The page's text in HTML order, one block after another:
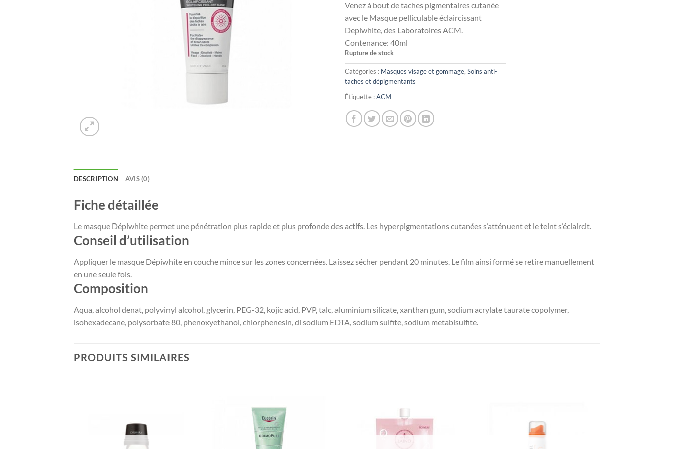
Venez à bout de taches pigmentaires cutanée
avec le Masque pelliculable éclaircissant
Depiwhite, des Laboratoires ACM.
Contenance: 40ml
Rupture de stock
Catégories : Masques visage et gommage, Soins anti-
taches et dépigmentants
Étiquette :ACM
DESCRIPTION AVIS (0)
Fiche détaillée
Le masque Dépiwhite permet une pénétration plus rapide et plus profonde des actifs. Les hyperpigmentations cutanées s’atténuent et le teint s’éclaircit.
Conseil d’utilisation
Appliquer le masque Dépiwhite en couche mince sur les zones concernées. Laissez sécher pendant 20 minutes. Le film ainsi formé se retire manuellement
en une seule fois.
Composition
Aqua, alcohol denat, polyvinyl alcohol, glycerin, PEG-32, kojic acid, PVP, talc, aluminium silicate, xanthan gum, sodium acrylate taurate copolymer,
isohexadecane, polysorbate 80, phenoxyethanol, chlorphenesin, di sodium EDTA, sodium sulfite, sodium metabisulfite.
PRODUITS SIMILAIRES